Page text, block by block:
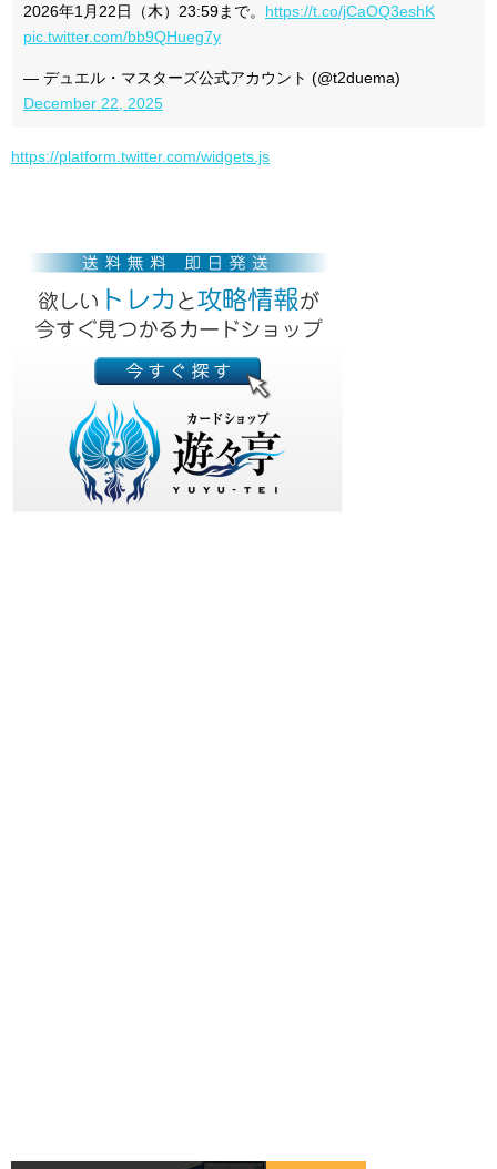
2026年1月22日（木）23:59まで。 https://t.co/jCaOQ3eshK
pic.twitter.com/bb9QHueg7y
— デュエル・マスターズ公式アカウント (@t2duema)
December 22, 2025
https://platform.twitter.com/widgets.js